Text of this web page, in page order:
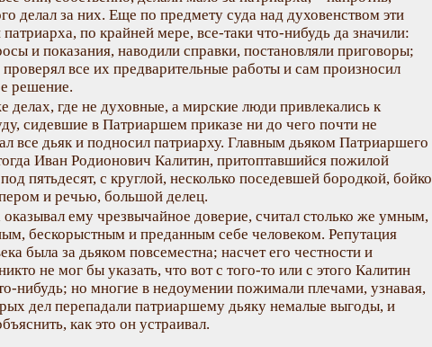
делал за них. Еще по предмету суда над духовенством эти
патриарха, по крайней мере, все-таки что-нибудь да значили:
и показания, наводили справки, постановляли приговоры;
все их предварительные работы и сам произносил
решение.
делах, где не духовные, а мирские люди привлекались к
сидевшие в Патриаршем приказе ни до чего почти не
все дьяк и подносил патриарху. Главным дьяком Патриаршего
Иван Родионович Калитин, притоптавшийся пожилой
пятьдесят, с круглой, несколько поседевшей бородкой, бойко
и речью, большой делец.
ему чрезвычайное доверие, считал столько же умным,
бескорыстным и преданным себе человеком. Репутация
была за дьяком повсеместна; насчет его честности и
не мог бы указать, что вот с того-то или с этого Калитин
нибудь; но многие в недоумении пожимали плечами, узнавая,
дел перепадали патриаршему дьяку немалые выгоды, и
как это он устраивал.